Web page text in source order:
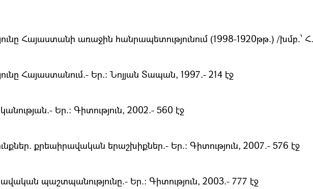
Հայաստանի առաջին հանրապետությունում (1998-1920թթ.) /խմբ.՝
Հայաստանում.- Եր.։ Նոյյան Տապան, 1997.- 214 էջ
Եր.։ Գիտություն, 2002.- 560 էջ
քրեաիրավական երաշխիքներ.- Եր.։ Գիտություն, 2007.- 576 էջ
պաշտպանությունը.- Եր.։ Գիտություն, 2003.- 777 էջ